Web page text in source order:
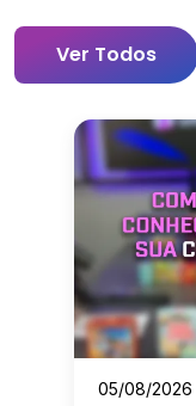
Ver Todos
05/08/2026